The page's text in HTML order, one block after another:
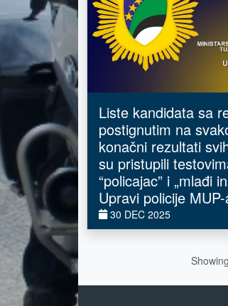
Liste kandidata sa
postignutim na
konačni rezultati
su pristupili
“policajac” i „mlađi
Upravi policije
30 DEC 2025
Showing